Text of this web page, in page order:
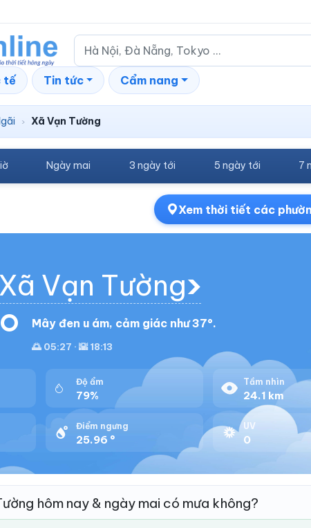
tế Tin tức Cẩm nang
› Xã Vạn Tường
Ngày mai 3 ngày tới 5 ngày tới 7
Xem thời tiết các
Vạn Tường
Mây đen u ám, cảm giác như 37°.
🌅 05:27 · 🌇 18:13
Độ ẩm
79%
Tầm nhìn
24.1 km
Điểm ngưng
25.96 °
UV
0
hôm nay & ngày mai có mưa không?